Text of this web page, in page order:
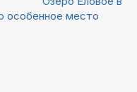
особенное место